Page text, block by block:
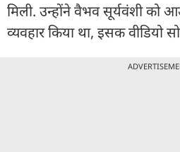
मिली. उन्होंने वैभव सूर्यवंशी को
व्यवहार किया था, इसक वीड‍ियो